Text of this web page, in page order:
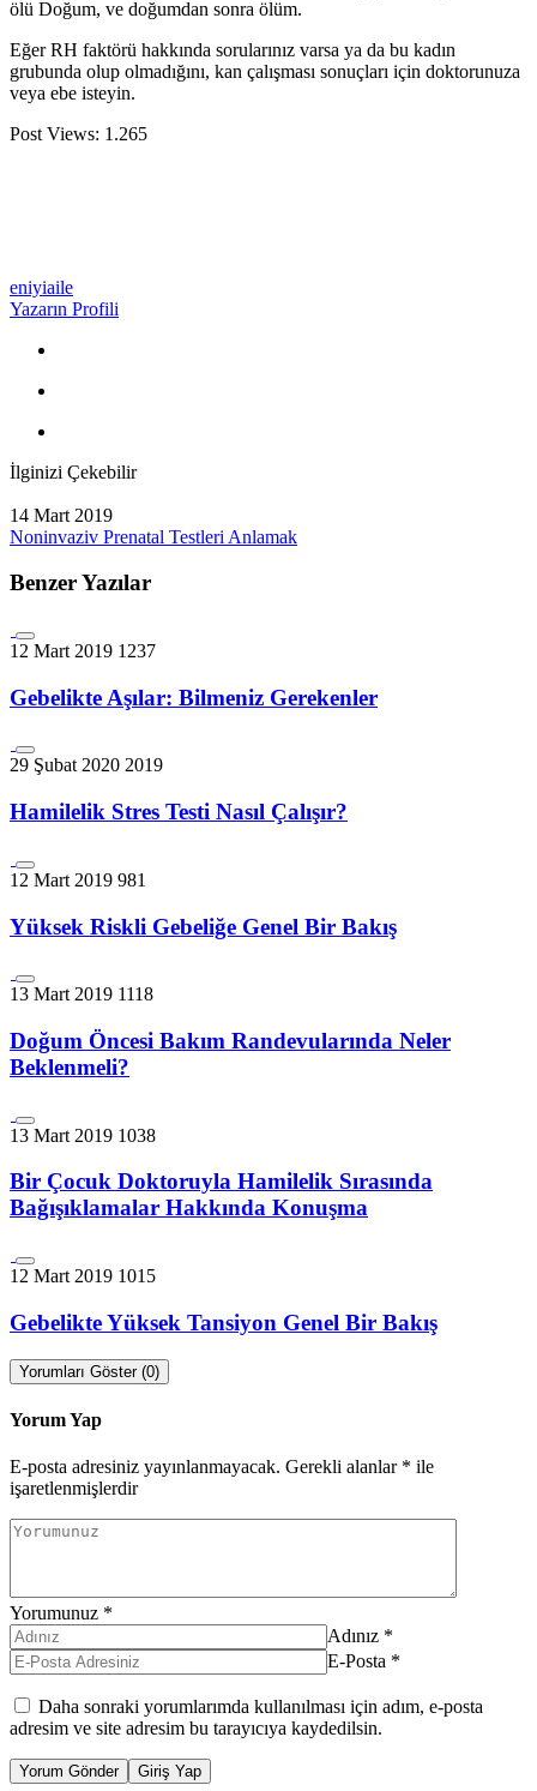
ölü Doğum, ve doğumdan sonra ölüm.
Eğer RH faktörü hakkında sorularınız varsa ya da bu kadın
grubunda olup olmadığını, kan çalışması sonuçları için doktorunuza
veya ebe isteyin.
Post Views: 1.265
eniyiaile
Yazarın Profili
İlginizi Çekebilir
14 Mart 2019
Noninvaziv Prenatal Testleri Anlamak
Benzer Yazılar
12 Mart 2019 1237
Gebelikte Aşılar: Bilmeniz Gerekenler
29 Şubat 2020 2019
Hamilelik Stres Testi Nasıl Çalışır?
12 Mart 2019 981
Yüksek Riskli Gebeliğe Genel Bir Bakış
13 Mart 2019 1118
Doğum Öncesi Bakım Randevularında Neler
Beklenmeli?
13 Mart 2019 1038
Bir Çocuk Doktoruyla Hamilelik Sırasında
Bağışıklamalar Hakkında Konuşma
12 Mart 2019 1015
Gebelikte Yüksek Tansiyon Genel Bir Bakış
Yorumları Göster (0)
Yorum Yap
E-posta adresiniz yayınlanmayacak. Gerekli alanlar * ile
işaretlenmişlerdir
Yorumunuz *
Adınız *
E-Posta *
Daha sonraki yorumlarımda kullanılması için adım, e-posta
adresim ve site adresim bu tarayıcıya kaydedilsin.
Yorum Gönder Giriş Yap